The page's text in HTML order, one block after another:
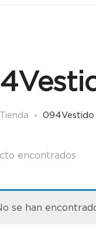
Tienda 094Vestido
encontrados
se han